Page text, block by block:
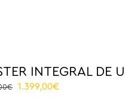
INTEGRAL DE
€
Original
1.399,00€